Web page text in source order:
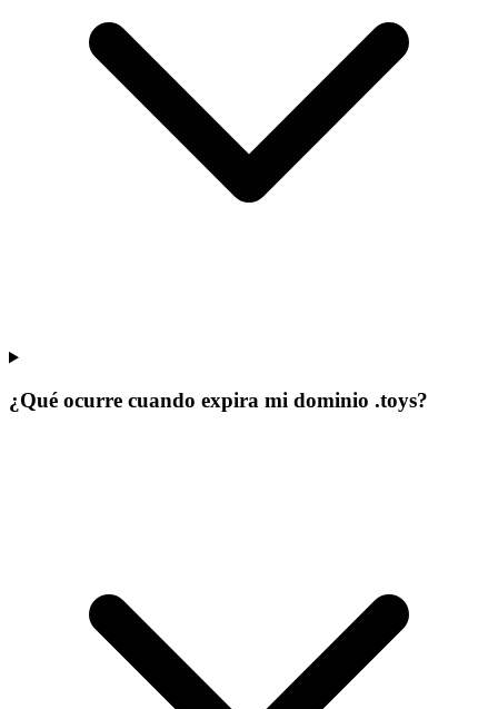
¿Qué ocurre cuando expira mi dominio .toys?